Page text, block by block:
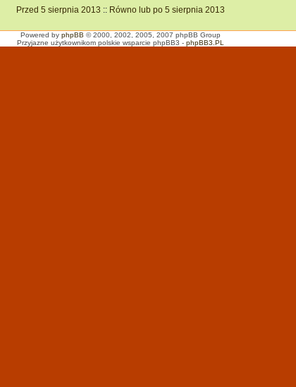
Przed 5 sierpnia 2013 :: Równo lub po 5 sierpnia 2013
Powered by phpBB © 2000, 2002, 2005, 2007 phpBB Group
Przyjazne użytkownikom polskie wsparcie phpBB3 - phpBB3.PL